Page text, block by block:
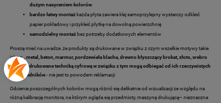
dużym nasyceniem kolorów.
bardzo łatwy montaż każda płyta zawiera klej samoprzylepny wystarczy odkleić
papier pokładowy i przykleić płytkę na dowolną powierzchnię
samodzielny montaż bez potrzeby dodatkowych elementów
Proszę mieć na uwadze ,że produkty są drukowane w związku z czym wszelkie motywy takie
jak np., metal, beton, marmur, pordzewiała blacha, drewno błyszczący brokat, złoto, srebro
itp. sąnadrukowane techniką cyfrową w związku z tym mogą odbiegać od ich rzeczywistych
odpowiedników- nie jest to powodem reklamacji
Odcienie poszczególnych kolorów mogą różnić się delikatnie od wizualizacji ze względu na
różną kalibrację monitora, na którym ogląda się przedmioty, maszynę drukującą– nieznaczna